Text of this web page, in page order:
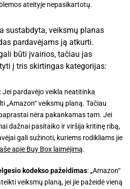
ateityje nepasikartotų.
sustabdyta, veiksmų planas
pardavėjams ją atkurti.
būti įvairios, tačiau jas
į tris skirtingas kategorijas:
: Jei pardavėjo veikla neatitinka
„Amazon“ veiksmų planą. Tačiau
nėra pakankamas tam. Jei
dažnai pasitaiko ir viršija kritinę ribą,
gali sužinoti, kuriems rodikliams jie
apie Buy Box laimėjimą.
kodekso pažeidimas: „Amazon“
veiksmų planą, jei jie pažeidė vieną